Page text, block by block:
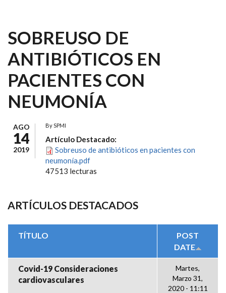
SOBREUSO DE
ANTIBIÓTICOS EN
PACIENTES CON
NEUMONÍA
AGO
14
2019
BySPMI
Artículo Destacado:
Sobreuso de antibióticos en pacientes con
neumonía.pdf
47513 lecturas
ARTÍCULOS DESTACADOS
TÍTULO
POST
DATE
Covid-19 Consideraciones
cardiovasculares
Martes,
Marzo 31,
2020 - 11:11